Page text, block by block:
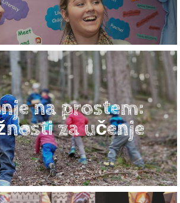
na prostem:
za učenje